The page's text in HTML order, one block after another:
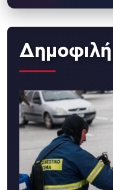
Δημοφιλή